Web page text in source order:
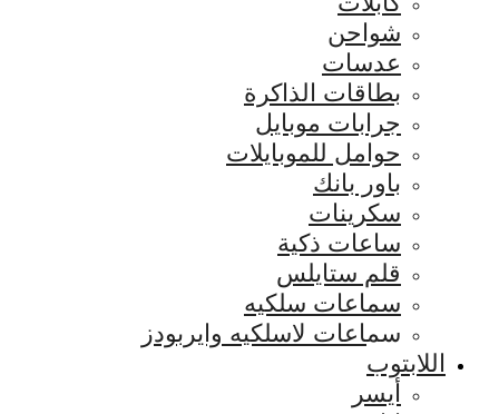
شواحن
عدسات
بطاقات الذاكرة
جرابات موبايل
حوامل للموبايلات
باور بانك
سكرينات
ساعات ذكية
قلم ستايلس
سماعات سلكيه
سماعات لاسلكيه وايربودز
اللابتوب
أيسر